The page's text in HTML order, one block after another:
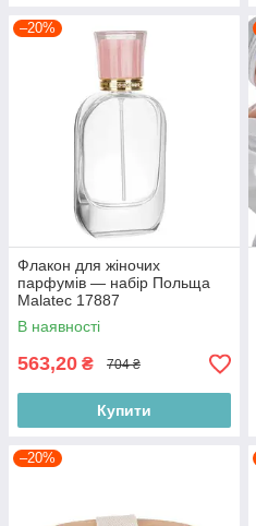
–20%
Флакон для жіночих
парфумів — набір Польща
Malatec 17887
В наявності
563,20 ₴ 704 ₴
Купити
–20%